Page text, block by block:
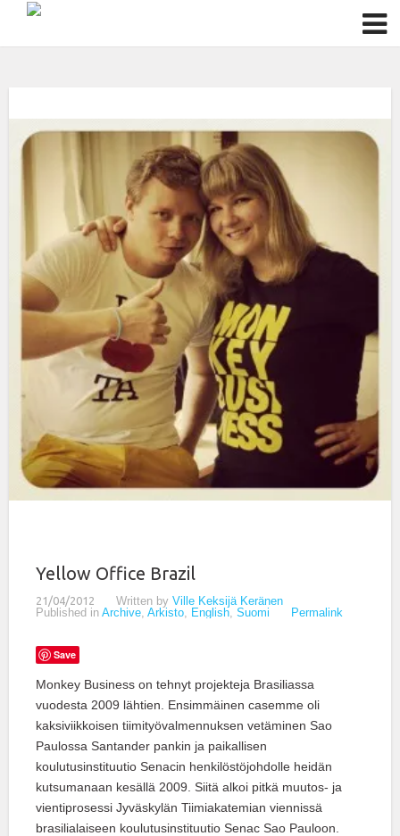
Yellow Office Brazil
21/04/2012 Written by Ville Keksijä Keränen
Published in Archive, Arkisto, English, Suomi Permalink
Save
Monkey Business on tehnyt projekteja Brasiliassa
vuodesta 2009 lähtien. Ensimmäinen casemme oli
kaksiviikkoisen tiimityövalmennuksen vetäminen Sao
Paulossa Santander pankin ja paikallisen
koulutusinstituutio Senacin henkilöstöjohdolle heidän
kutsumanaan kesällä 2009. Siitä alkoi pitkä muutos- ja
vientiprosessi Jyväskylän Tiimiakatemian viennissä
brasilialaiseen koulutusinstituutio Senac Sao Pauloon.